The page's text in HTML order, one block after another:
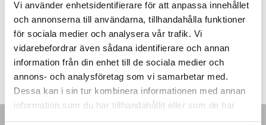
Vi använder enhetsidentifierare för att anpassa innehållet
och annonserna till användarna, tillhandahålla funktioner
för sociala medier och analysera vår trafik. Vi
vidarebefordrar även sådana identifierare och annan
information från din enhet till de sociala medier och
annons- och analysföretag som vi samarbetar med.
Dessa kan i sin tur kombinera informationen med annan
information som du har tillhandahållit eller som de har
CA833 Kalibrator för ljudmätare
Kalibrator för ljudnivåmätare enligt EN60942 standard.
5,565.00 LÄS MER